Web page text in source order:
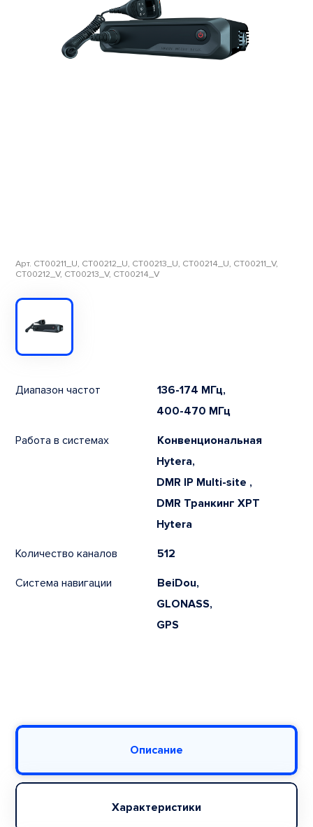
Диапазон частот
136-174 МГц,
400-470 МГц
Работа в системах
Конвенциональная
Hytera,
DMR IP Multi-site ,
DMR Транкинг XPT
Hytera
Количество каналов 512
Система навигации
BeiDou,
GLONASS,
GPS
Арт. CT00211_U, CT00212_U, CT00213_U, CT00214_U, CT00211_V,
CT00212_V, CT00213_V, CT00214_V
Описание
Характеристики